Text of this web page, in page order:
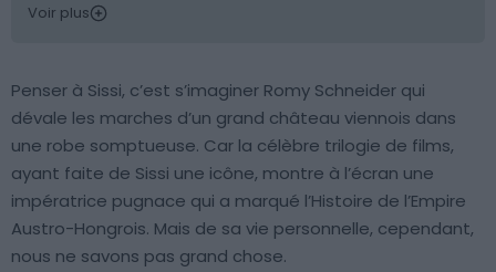
Voir plus
Penser à Sissi, c’est s’imaginer Romy Schneider qui
dévale les marches d’un grand château viennois dans
une robe somptueuse. Car la célèbre trilogie de films,
ayant faite de Sissi une icône, montre à l’écran une
impératrice pugnace qui a marqué l’Histoire de l’Empire
Austro-Hongrois. Mais de sa vie personnelle, cependant,
nous ne savons pas grand chose.